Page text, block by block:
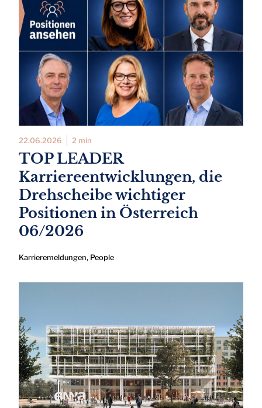
22.06.2026 2 min
TOP LEADER
Karriereentwicklungen, die
Drehscheibe wichtiger
Positionen in Österreich
06/2026
Karrieremeldungen, People